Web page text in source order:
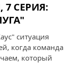
7 СЕРИЯ:
ситуация
когда команда
который